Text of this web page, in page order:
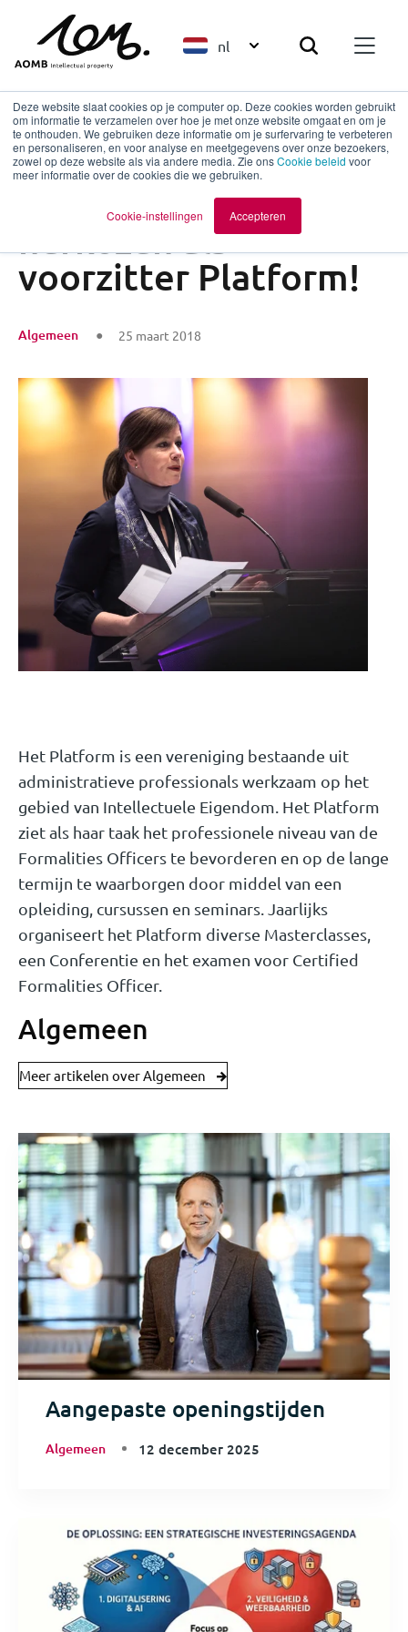
Deze website slaat cookies op je computer op. Deze cookies worden gebruikt
om informatie te verzamelen over hoe je met onze website omgaat en om je
te onthouden. We gebruiken deze informatie om je surfervaring te verbeteren
en personaliseren, en voor analyse en meetgegevens over onze bezoekers,
zowel op deze website als via andere media. Zie onsCookie beleid voor
meer informatie over de cookies die we gebruiken.
Cookie-instellingen Accepteren
nl
Terug naar overzicht
Dolinda de Proost
herkozen als
voorzitter Platform!
Algemeen 25 maart 2018
Het Platform is een vereniging bestaande uit
administratieve professionals werkzaam op het
gebied van Intellectuele Eigendom. Het Platform
ziet als haar taak het professionele niveau van de
Formalities Officers te bevorderen en op de lange
termijn te waarborgen door middel van een
opleiding, cursussen en seminars. Jaarlijks
organiseert het Platform diverse Masterclasses,
een Conferentie en het examen voor Certified
Formalities Officer.
Algemeen
Meer artikelen over Algemeen
Aangepaste openingstijden
Algemeen 12 december 2025